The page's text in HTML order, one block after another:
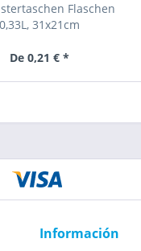
Flaschen
0,33L, 31x21cm
De 0,21 € *
Información